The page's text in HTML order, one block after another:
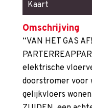
Kaart
Omschrijving
“VAN HET GAS
elektrische
doorstromer voor
gelijkvloers